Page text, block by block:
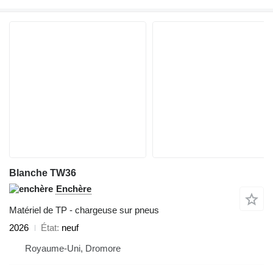
Blanche TW36
Enchère
Matériel de TP - chargeuse sur pneus
2026
État neuf
Royaume-Uni, Dromore